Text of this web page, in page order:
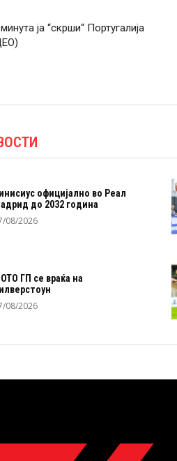
ја “скрши“ Португалија
официјално во Реал
до 2032 година
08/2026
ГП се враќа на
08/2026